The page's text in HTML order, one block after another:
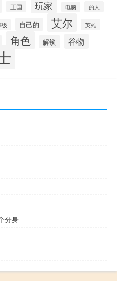
王国 玩家 电脑 的人
级 自己的 艾尔 英雄
角色 解锁 谷物
分身